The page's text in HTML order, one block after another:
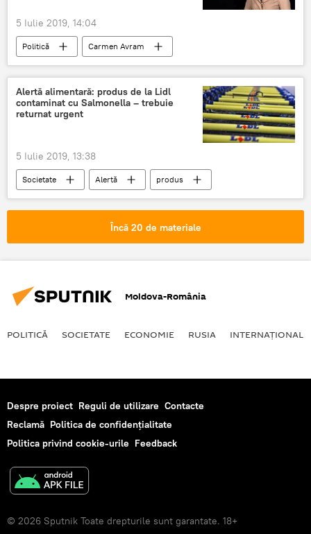
5 Iulie 2019, 14:04
Politică
Carmen Avram
Dacian Cioloș
Alertă alimentară: produs de la Lidl
contaminat cu Salmonella – trebuie
returnat urgent
5 Iulie 2019, 13:38
Societate Alertă
produs
Contaminat
Salmonella
Încă 20 de materiale
Moldova-România
POLITICĂ SOCIETATE ECONOMIE RUSIA INTERNAŢIONAL
Despre proiect Reguli de utilizare Contacte
Reclamă Politica de confidențialitate
Politica privind cookie-urile Feedback
© 2026 Sputnik Toate drepturile sunt garantate. 18+